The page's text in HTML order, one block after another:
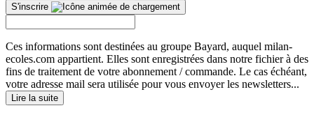
S'inscrire
Ces informations sont destinées au groupe Bayard, auquel milan-
ecoles.com appartient. Elles sont enregistrées dans notre fichier à des
fins de traitement de votre abonnement / commande. Le cas échéant,
votre adresse mail sera utilisée pour vous envoyer les newsletters...
Lire la suite